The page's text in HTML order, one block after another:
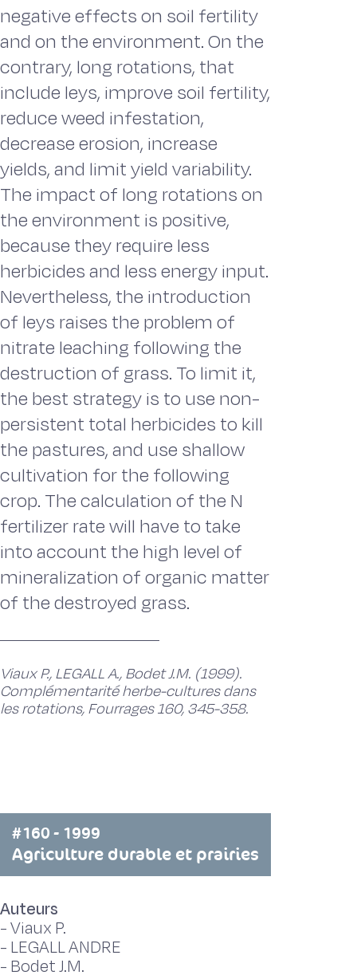
negative effects on soil fertility
and on the environment. On the
contrary, long rotations, that
include leys, improve soil fertility,
reduce weed infestation,
decrease erosion, increase
yields, and limit yield variability.
The impact of long rotations on
the environment is positive,
because they require less
herbicides and less energy input.
Nevertheless, the introduction
of leys raises the problem of
nitrate leaching following the
destruction of grass. To limit it,
the best strategy is to use non-
persistent total herbicides to kill
the pastures, and use shallow
cultivation for the following
crop. The calculation of the N
fertilizer rate will have to take
into account the high level of
mineralization of organic matter
of the destroyed grass.
Viaux P., LEGALL A., Bodet J.M. (1999).
Complémentarité herbe-cultures dans
les rotations, Fourrages 160, 345-358.
#160 - 1999
Agriculture durable et prairies
Auteurs
-Viaux P.
- LEGALL ANDRE
- Bodet J.M.